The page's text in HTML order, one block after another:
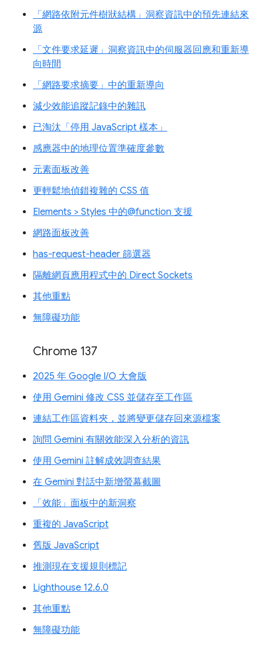
「網路依附元件樹狀結構」洞察資訊中的預先連結來
源
「文件要求延遲」洞察資訊中的伺服器回應和重新導
向時間
「網路要求摘要」中的重新導向
減少效能追蹤記錄中的雜訊
已淘汰「停用 JavaScript 樣本」
感應器中的地理位置準確度參數
元素面板改善
更輕鬆地偵錯複雜的 CSS 值
Elements > Styles 中的@function 支援
網路面板改善
has-request-header 篩選器
隔離網頁應用程式中的 Direct Sockets
其他重點
無障礙功能
Chrome 137
2025 年 Google I/O 大會版
使用 Gemini 修改 CSS 並儲存至工作區
連結工作區資料夾，並將變更儲存回來源檔案
詢問 Gemini 有關效能深入分析的資訊
使用 Gemini 註解成效調查結果
在 Gemini 對話中新增螢幕截圖
「效能」面板中的新洞察
重複的 JavaScript
舊版 JavaScript
推測現在支援規則標記
Lighthouse 12.6.0
其他重點
無障礙功能